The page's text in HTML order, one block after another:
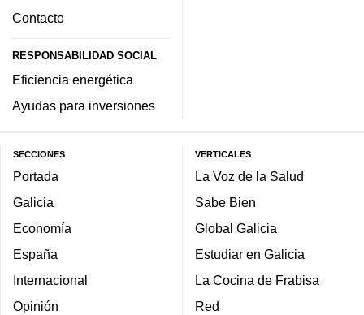
Contacto
RESPONSABILIDAD SOCIAL
Eficiencia energética
Ayudas para inversiones
SECCIONES
Portada
Galicia
Economía
España
Internacional
Opinión
VERTICALES
La Voz de la Salud
Sabe Bien
Global Galicia
Estudiar en Galicia
La Cocina de Frabisa
Red